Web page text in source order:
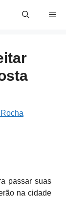
passar suas
na cidade